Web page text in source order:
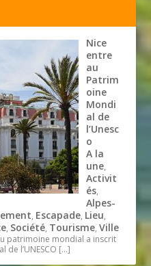
Nice
entre
au
Patrim
oine
Mondi
al de
l’Unesc
o
A la
une,
Activit
és,
Alpes-
, Escapade, Lieu,
, Société, Tourisme,Ville
patrimoine mondial a inscrit
l’UNESCO […]